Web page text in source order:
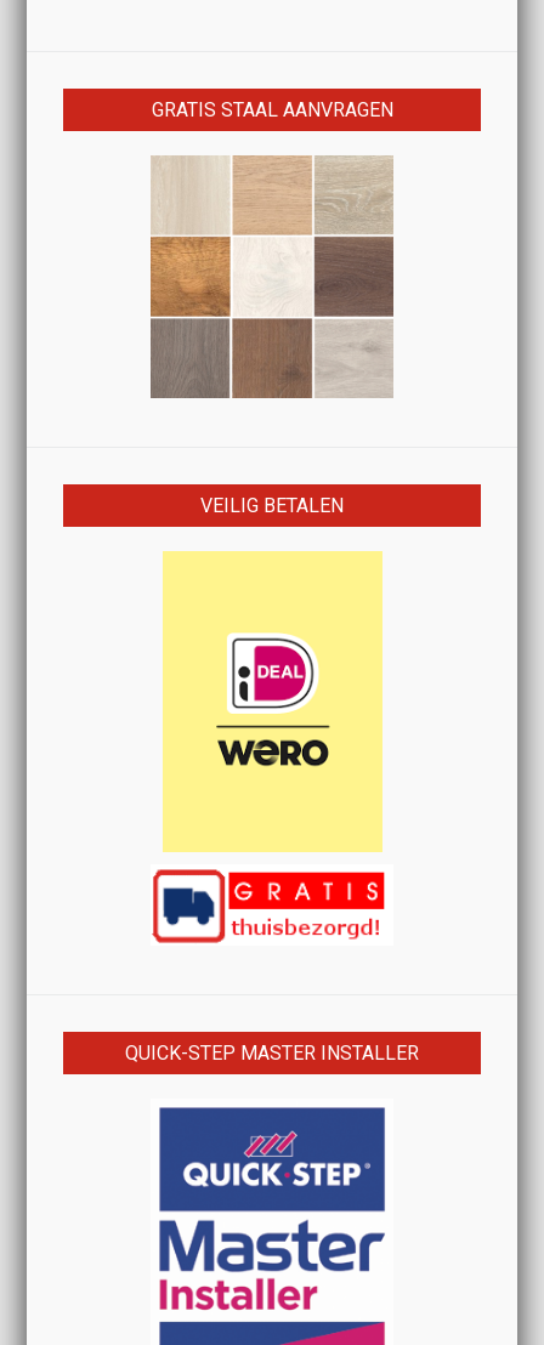
GRATIS STAAL AANVRAGEN
VEILIG BETALEN
QUICK-STEP MASTER INSTALLER